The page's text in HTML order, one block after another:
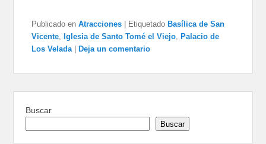
Publicado en Atracciones Etiquetado Basílica de San
Vicente, Iglesia de Santo Tomé el Viejo, Palacio de
Los Velada
Deja un comentario
Buscar
Buscar